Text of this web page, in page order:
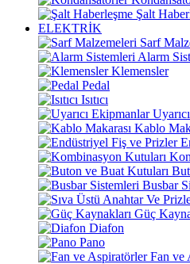
Şalt
ELEKTRİK
Sarf
Alarm
Klemensler
Pedal
Isıtıcı
Kablo
Busbar
Güç
Diafon
Pano
Fan ve